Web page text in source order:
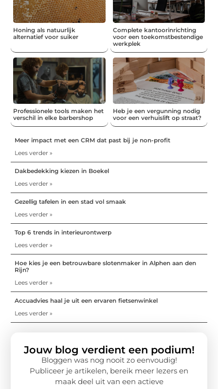
Honing als natuurlijk
alternatief voor suiker
Complete kantoorinrichting
voor een toekomstbestendige
werkplek
Professionele tools maken het
verschil in elke barbershop
Heb je een vergunning nodig
voor een verhuislift op straat?
Meer impact met een CRM dat past bij je non-profit
Lees verder »
Dakbedekking kiezen in Boekel
Lees verder »
Gezellig tafelen in een stad vol smaak
Lees verder »
Top 6 trends in interieurontwerp
Lees verder »
Hoe kies je een betrouwbare slotenmaker in Alphen aan den
Rijn?
Lees verder »
Accuadvies haal je uit een ervaren fietsenwinkel
Lees verder »
Jouw blog verdient een podium!
Bloggen was nog nooit zo eenvoudig!
Publiceer je artikelen, bereik meer lezers en
maak deel uit van een actieve